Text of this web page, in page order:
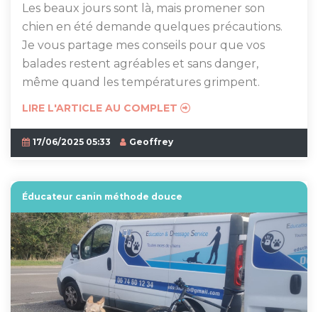
Les beaux jours sont là, mais promener son
chien en été demande quelques précautions.
Je vous partage mes conseils pour que vos
balades restent agréables et sans danger,
même quand les températures grimpent.
LIRE L'ARTICLE AU COMPLET
17/06/2025 05:33 Geoffrey
Éducateur canin méthode douce